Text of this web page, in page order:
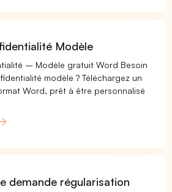
Modèle
– Modèle gratuit Word Besoin
modèle ? Téléchargez un
Word, prêt à être personnalisé
demande régularisation